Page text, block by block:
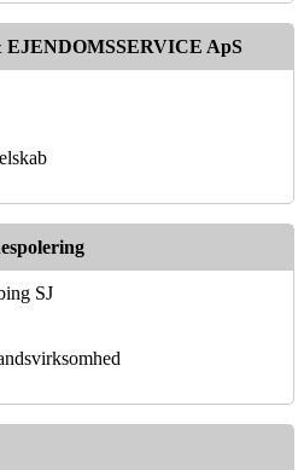
ApS
SJ